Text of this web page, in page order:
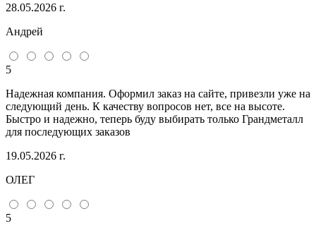
28.05.2026 г.
Андрей
5
Надежная компания. Оформил заказ на сайте, привезли уже на
следующий день. К качеству вопросов нет, все на высоте.
Быстро и надежно, теперь буду выбирать только Грандметалл
для последующих заказов
19.05.2026 г.
ОЛЕГ
5